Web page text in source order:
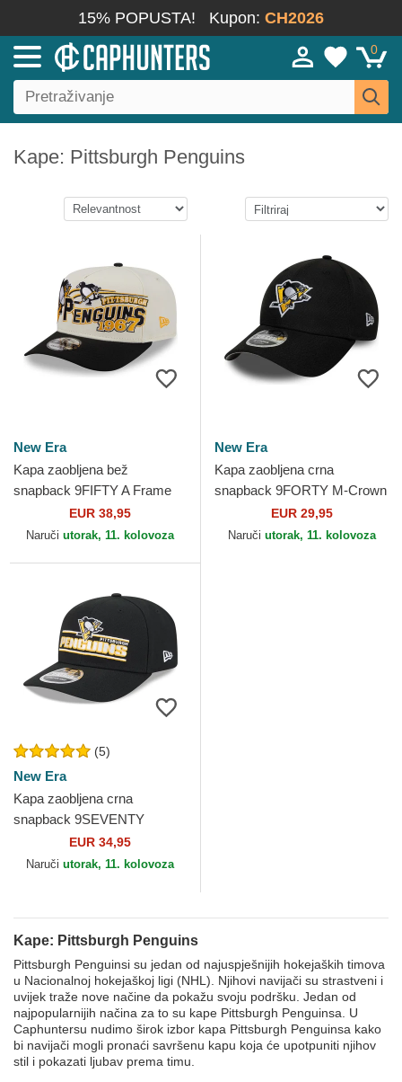
15% POPUSTA! Kupon: CH2026
0
Kape: Pittsburgh Penguins
New Era
Kapa zaobljena bež
snapback 9FIFTY A Frame
Classic Pittsburgh Penguins
NHL New Era
EUR 38,95
Naruči utorak, 11. kolovoza
New Era
Kapa zaobljena crna
snapback 9FORTY M-Crown
Team Pittsburgh Penguins
NHL New Era
EUR 29,95
Naruči utorak, 11. kolovoza
(5)
New Era
Kapa zaobljena crna
snapback 9SEVENTY
Stretch Snap Stated
Pittsburgh Penguins NHL
EUR 34,95
Naruči utorak, 11. kolovoza
Kape: Pittsburgh Penguins
Pittsburgh Penguinsi su jedan od najuspješnijih hokejaških timova
u Nacionalnoj hokejaškoj ligi (NHL). Njihovi navijači su strastveni i
uvijek traže nove načine da pokažu svoju podršku. Jedan od
najpopularnijih načina za to su kape Pittsburgh Penguinsa. U
Caphuntersu nudimo širok izbor kapa Pittsburgh Penguinsa kako
bi navijači mogli pronaći savršenu kapu koja će upotpuniti njihov
stil i pokazati ljubav prema timu.